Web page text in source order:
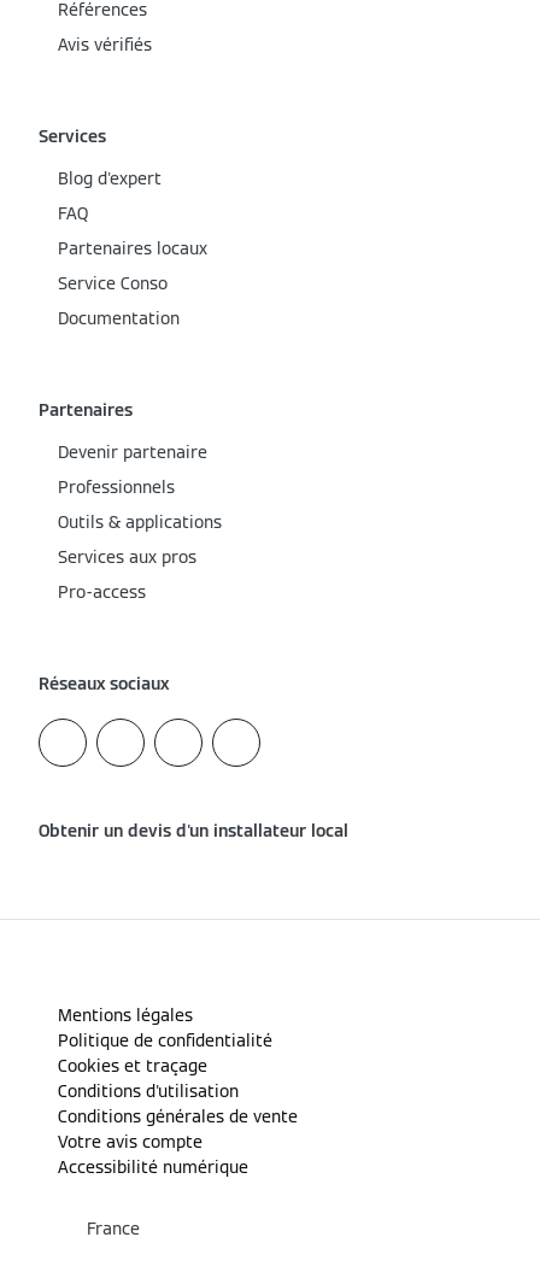
Références
Avis vérifiés
Services
Blog d'expert
FAQ
Partenaires locaux
Service Conso
Documentation
Partenaires
Devenir partenaire
Professionnels
Outils & applications
Services aux pros
Pro-access
Réseaux sociaux
Obtenir un devis d'un installateur local
Mentions légales
Politique de confidentialité
Cookies et traçage
Conditions d'utilisation
Conditions générales de vente
Votre avis compte
Accessibilité numérique
France